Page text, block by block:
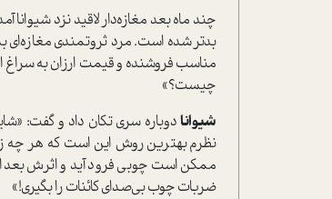
چند ماه بعد مغازه‌دار لاقید نزد
بدتر شده است. مرد ثروتمندی مغازه‌ای
مناسب فروشنده و قیمت ارزان به سراغ
چیست؟»
شیوانادوباره سری تکان داد و گفت:
نظرم بهترین روش این است که هر چه
ممکن است چوبی فرود آید و اثرش
ضربات چوب بی‌صدای کائنات را بگیری!»